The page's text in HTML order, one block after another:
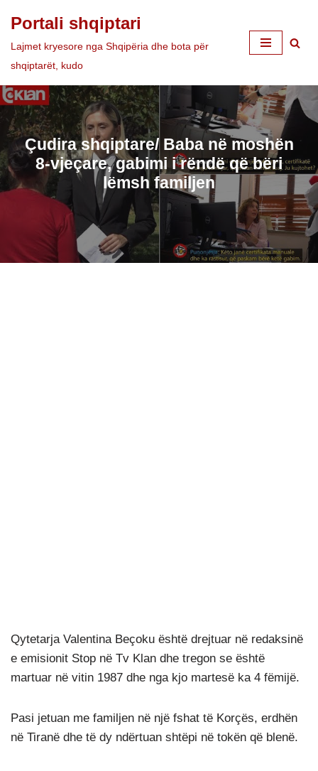
Skip
to
Portali shqiptari
Lajmet kryesore nga Shqipëria dhe bota për
shqiptarët, kudo
Çudira shqiptare/ Baba në moshën
8-vjeçare, gabimi i rëndë që bëri
lëmsh familjen
Qytetarja Valentina Beçoku është drejtuar në redaksinë
e emisionit Stop në Tv Klan dhe tregon se është
martuar në vitin 1987 dhe nga kjo martesë ka 4 fëmijë.
Pasi jetuan me familjen në një fshat të Korçës, erdhën
në Tiranë dhe të dy ndërtuan shtëpi në tokën që blenë.